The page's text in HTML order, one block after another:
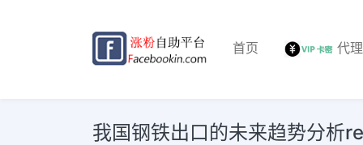
首页 代
我国钢铁出口的未来趋势分析